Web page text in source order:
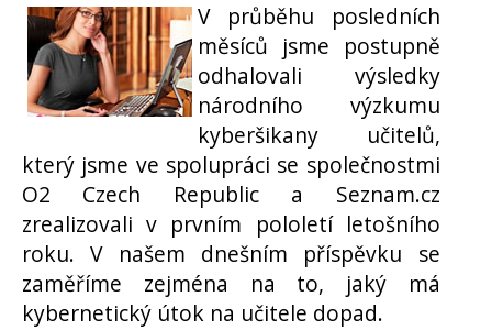
V průběhu posledních
měsíců jsme postupně
odhalovali výsledky
národního výzkumu
kyberšikany učitelů,
který jsme ve spolupráci se společnostmi
O2 Czech Republic a Seznam.cz
zrealizovali v prvním pololetí letošního
roku. V našem dnešním příspěvku se
zaměříme zejména na to, jaký má
kybernetický útok na učitele dopad.